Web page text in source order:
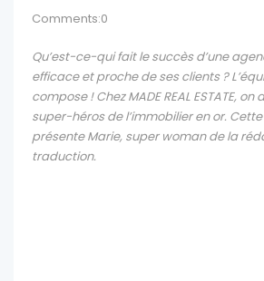
Comments:0
Qu’est-ce-qui fait le succès d’une
efficace et proche de ses clients ?
compose ! Chez MADE REAL ESTATE,
super-héros de l’immobilier en or.
présente Marie, super woman de la
traduction.